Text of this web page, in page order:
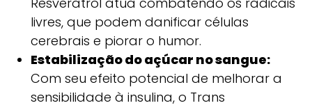
livres, que podem danificar células
cerebrais e piorar o humor.
Estabilização do açúcar no sangue:
Com seu efeito potencial de melhorar a
sensibilidade à insulina, o Trans